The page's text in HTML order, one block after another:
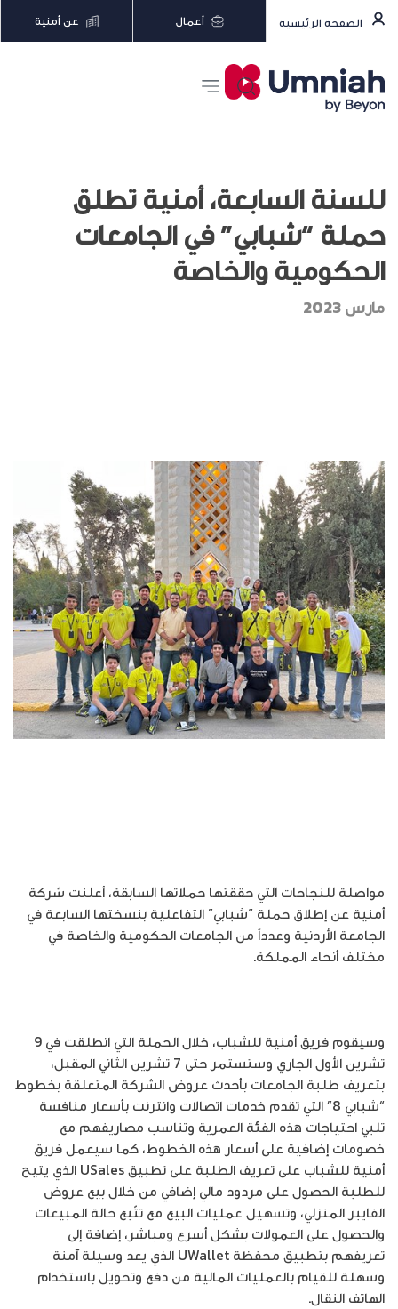
الصفحة الرئيسية أعمال عن أمنية
للسنة السابعة، أمنية تطلق
حملة “شبابي” في الجامعات
الحكومية والخاصة
مارس 2023
مواصلة للنجاحات التي حققتها حملاتها السابقة، أعلنت شركة
أمنية عن إطلاق حملة “شبابي” التفاعلية بنسختها السابعة في
الجامعة الأردنية وعدداً من الجامعات الحكومية والخاصة في
مختلف أنحاء المملكة.
وسيقوم فريق أمنية للشباب، خلال الحملة التي انطلقت في 9
تشرين الأول الجاري وستستمر حتى 7 تشرين الثاني المقبل،
بتعريف طلبة الجامعات بأحدث عروض الشركة المتعلقة بخطوط
“شبابي 8” التي تقدم خدمات اتصالات وانترنت بأسعار منافسة
تلبي احتياجات هذه الفئة العمرية وتناسب مصاريفهم مع
خصومات إضافية على أسعار هذه الخطوط، كما سيعمل فريق
أمنية للشباب على تعريف الطلبة على تطبيق USales الذي يتيح
للطلبة الحصول على مردود مالي إضافي من خلال بيع عروض
الفايبر المنزلي، وتسهيل عمليات البيع مع تتّبع حالة المبيعات
والحصول على العمولات بشكل أسرع ومباشر، إضافة إلى
تعريفهم بتطبيق محفظة UWallet الذي يعد وسيلة آمنة
وسهلة للقيام بالعمليات المالية من دفع وتحويل باستخدام
الهاتف النقال.